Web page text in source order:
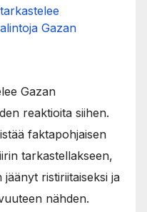
Gazan
Gazan
reaktioita siihen.
faktapohjaisen
tarkastellakseen,
ristiriitaiseksi ja
nähden.